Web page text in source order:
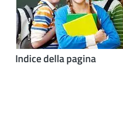
Indice della pagina